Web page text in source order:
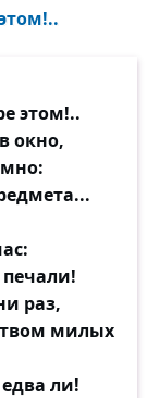
этом!..
окно,
раз,
милых
ли!